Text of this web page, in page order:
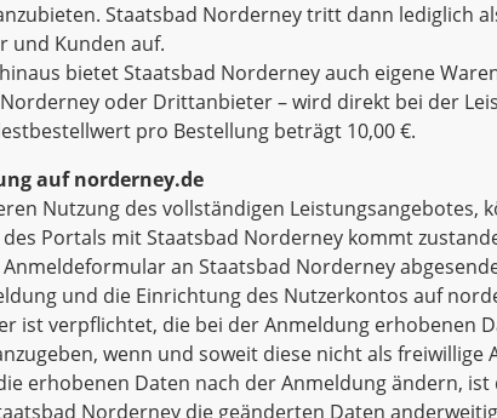
Staatsbad Norderney tritt dann lediglich
und Kunden auf.
bietet Staatsbad Norderney auch eigene
oder Drittanbieter – wird direkt bei der
pro Bestellung beträgt 10,00 €.
auf norderney.de
Nutzung des vollständigen
Portals mit Staatsbad Norderney kommt
an Staatsbad Norderney
und die Einrichtung des Nutzerkontos auf
ist verpflichtet, die bei der Anmeldung erhobenen
wenn und soweit diese nicht als freiwillige
erhobenen Daten nach der Anmeldung ändern,
Norderney die geänderten Daten